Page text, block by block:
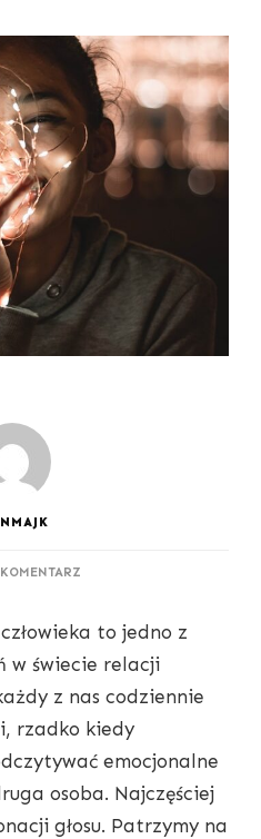
EMOCJONALNE
SYGNAŁY
DRUGIEJ
OSOBY,
ZANIM
BĘDZIE
ZA
PÓŹNO
to jedno z
w świecie relacji
z nas codziennie
rzadko kiedy
emocjonalne
osoba. Najczęściej
głosu. Patrzymy na